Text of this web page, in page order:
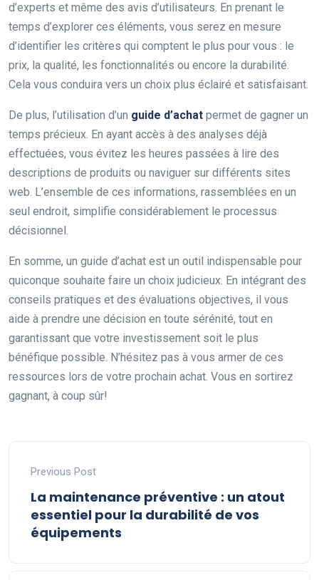
d’experts et même des avis d’utilisateurs. En prenant le
temps d’explorer ces éléments, vous serez en mesure
d’identifier les critères qui comptent le plus pour vous : le
prix, la qualité, les fonctionnalités ou encore la durabilité.
Cela vous conduira vers un choix plus éclairé et satisfaisant.
De plus, l’utilisation d’un guide d’achat permet de gagner un
temps précieux. En ayant accès à des analyses déjà
effectuées, vous évitez les heures passées à lire des
descriptions de produits ou naviguer sur différents sites
web. L’ensemble de ces informations, rassemblées en un
seul endroit, simplifie considérablement le processus
décisionnel.
En somme, un guide d’achat est un outil indispensable pour
quiconque souhaite faire un choix judicieux. En intégrant des
conseils pratiques et des évaluations objectives, il vous
aide à prendre une décision en toute sérénité, tout en
garantissant que votre investissement soit le plus
bénéfique possible. N’hésitez pas à vous armer de ces
ressources lors de votre prochain achat. Vous en sortirez
gagnant, à coup sûr!
Previous Post
La maintenance préventive : un atout
essentiel pour la durabilité de vos
équipements